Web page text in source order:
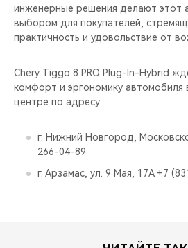
инженерные решения делают этот
выбором для покупателей,
практичность и удовольствие от
Chery Tiggo 8 PRO Plug-In-Hybrid
комфорт и эргономику автомобиля
центре по адресу:
г. Нижний Новгород,
266-04-89
г. Арзамас, ул. 9 Мая, 17А +7